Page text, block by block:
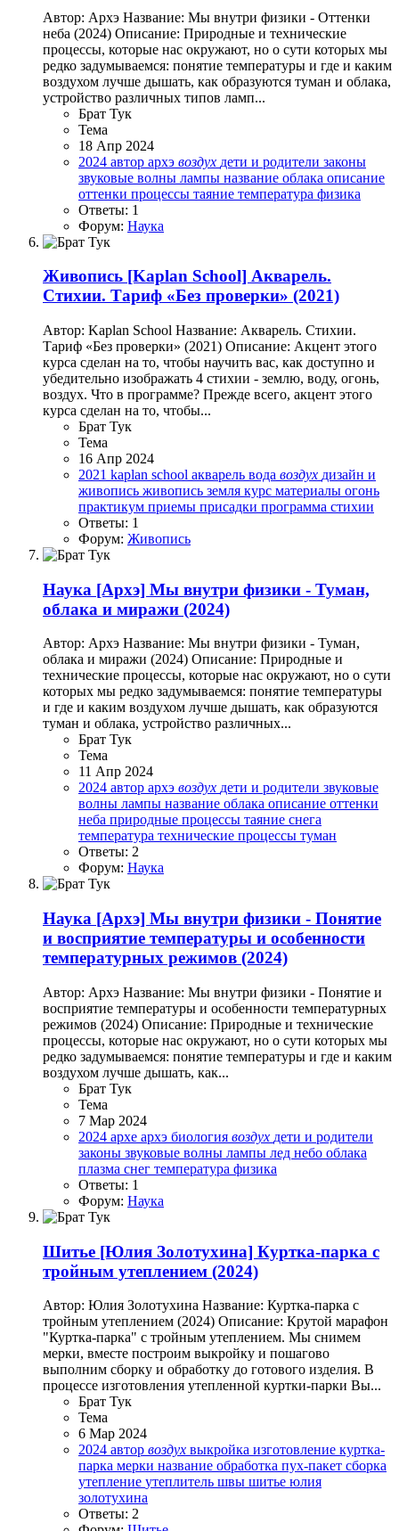
Автор: Архэ Название: Мы внутри физики - Оттенки
неба (2024) Описание: Природные и технические
процессы, которые нас окружают, но о сути которых мы
редко задумываемся: понятие температуры и где и каким
воздухом лучше дышать, как образуются туман и облака,
устройство различных типов ламп...
Брат Тук
Тема
18 Апр 2024
2024 автор архэ воздух дети и родители законы
звуковые волны лампы название облака описание
оттенки процессы таяние температура физика
Ответы: 1
Форум: Наука
Живопись [Kaplan School] Акварель.
Стихии. Тариф «Без проверки» (2021)
Автор: Kaplan School Название: Акварель. Стихии.
Тариф «Без проверки» (2021) Описание: Акцент этого
курса сделан на то, чтобы научить вас, как доступно и
убедительно изображать 4 стихии - землю, воду, огонь,
воздух. Что в программе? Прежде всего, акцент этого
курса сделан на то, чтобы...
Брат Тук
Тема
16 Апр 2024
2021 kaplan school акварель вода воздух дизайн и
живопись живопись земля курс материалы огонь
практикум приемы присадки программа стихии
Ответы: 1
Форум: Живопись
Наука [Архэ] Мы внутри физики - Туман,
облака и миражи (2024)
Автор: Архэ Название: Мы внутри физики - Туман,
облака и миражи (2024) Описание: Природные и
технические процессы, которые нас окружают, но о сути
которых мы редко задумываемся: понятие температуры
и где и каким воздухом лучше дышать, как образуются
туман и облака, устройство различных...
Брат Тук
Тема
11 Апр 2024
2024 автор архэ воздух дети и родители звуковые
волны лампы название облака описание оттенки
неба природные процессы таяние снега
температура технические процессы туман
Ответы: 2
Форум: Наука
Наука [Архэ] Мы внутри физики - Понятие
и восприятие температуры и особенности
температурных режимов (2024)
Автор: Архэ Название: Мы внутри физики - Понятие и
восприятие температуры и особенности температурных
режимов (2024) Описание: Природные и технические
процессы, которые нас окружают, но о сути которых мы
редко задумываемся: понятие температуры и где и каким
воздухом лучше дышать, как...
Брат Тук
Тема
7 Мар 2024
2024 архе архэ биология воздух дети и родители
законы звуковые волны лампы лед небо облака
плазма снег температура физика
Ответы: 1
Форум: Наука
Шитье [Юлия Золотухина] Куртка-парка с
тройным утеплением (2024)
Автор: Юлия Золотухина Название: Куртка-парка с
тройным утеплением (2024) Описание: Крутой марафон
"Куртка-парка" с тройным утеплением. Мы снимем
мерки, вместе построим выкройку и пошагово
выполним сборку и обработку до готового изделия. В
процессе изготовления утепленной куртки-парки Вы...
Брат Тук
Тема
6 Мар 2024
2024 автор воздух выкройка изготовление куртка-
парка мерки название обработка пух-пакет сборка
утепление утеплитель швы шитье юлия
золотухина
Ответы: 2